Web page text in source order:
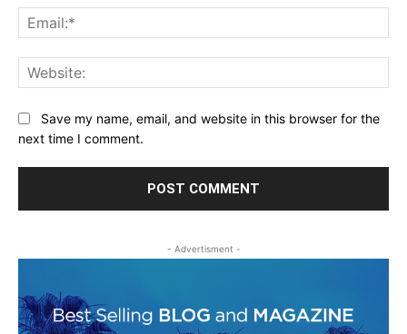
Save my name, email, and website in this browser for the
next time I comment.
- Advertisment -